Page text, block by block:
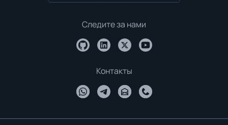
Следите за нами
Контакты